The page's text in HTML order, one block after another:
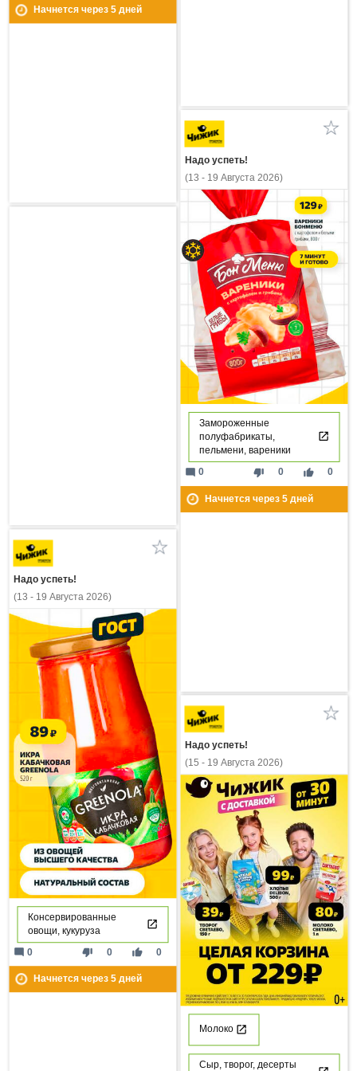
Начнется через 5дней
Надо успеть!
(13 - 19 Августа 2026)
Замороженные
полуфабрикаты,
пельмени, вареники
thumb_down 0 thumb_up 0
mode_comment 0
Начнется через 5дней
Надо успеть!
(13 - 19 Августа 2026)
Консервированные
овощи, кукуруза
thumb_down 0 thumb_up 0
mode_comment 0
Начнется через 5дней
Надо успеть!
(15 - 19 Августа 2026)
Молоко
Сыр, творог, десерты